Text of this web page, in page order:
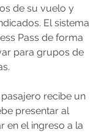
de su vuelo y
El sistema
Pass de forma
para grupos de
recibe un
presentar al
en el ingreso a la